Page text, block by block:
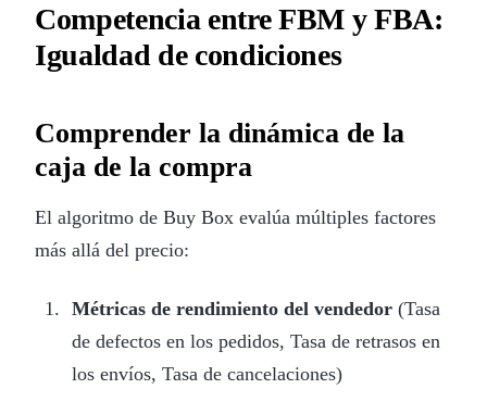
Competencia entre FBM y FBA:
Igualdad de condiciones
Comprender la dinámica de la
caja de la compra
El algoritmo de Buy Box evalúa múltiples factores
más allá del precio:
Métricas de rendimiento del vendedor(Tasa
de defectos en los pedidos, Tasa de retrasos en
los envíos, Tasa de cancelaciones)